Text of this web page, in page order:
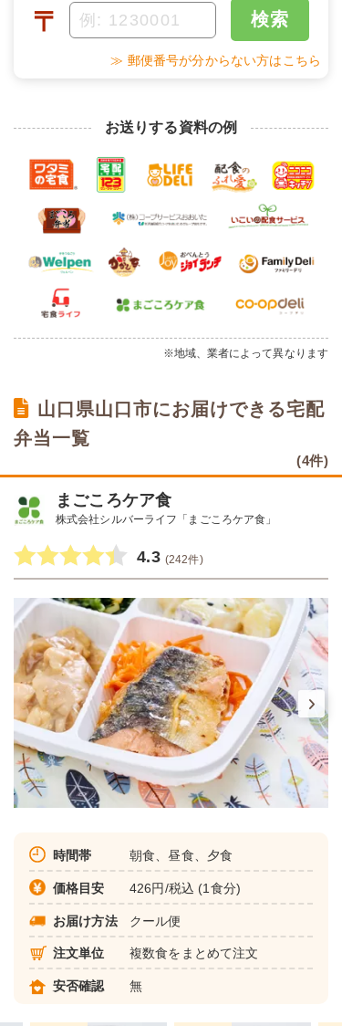
〒 検索
≫ 郵便番号が分からない方はこちら
お送りする資料の例
※地域、業者によって異なります
山口県山口市にお届けできる宅配
弁当一覧
(4件)
まごころケア食
株式会社シルバーライフ「まごころケア食」
4.3 (242件)
時間帯 朝食、昼食、夕食
価格目安 426円/税込 (1食分)
お届け方法 クール便
注文単位 複数食をまとめて注文
安否確認 無